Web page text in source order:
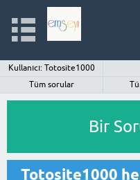
Kullanıcı: Totosite1000
Tüm sorular
Bir
Totosite1000